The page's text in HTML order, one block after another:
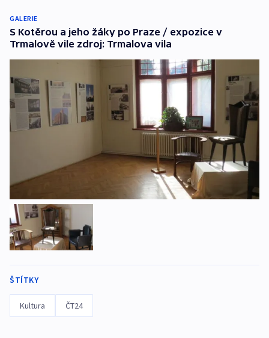
GALERIE
S Kotěrou a jeho žáky po Praze / expozice v
Trmalově vile zdroj: Trmalova vila
ŠTÍTKY
Kultura ČT24